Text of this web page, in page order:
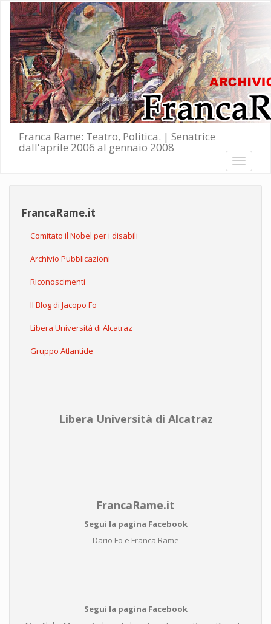
Salta al contenuto principale
Franca Rame: Teatro, Politica. | Senatrice
dall'aprile 2006 al gennaio 2008
Toggle
FrancaRame.it
Comitato il Nobel per i disabili
Archivio Pubblicazioni
Riconoscimenti
Il Blog di Jacopo Fo
Libera Università di Alcatraz
Gruppo Atlantide
Libera Università di Alcatraz
FrancaRame.it
Segui la pagina Facebook
Dario Fo e Franca Rame
Segui la pagina Facebook